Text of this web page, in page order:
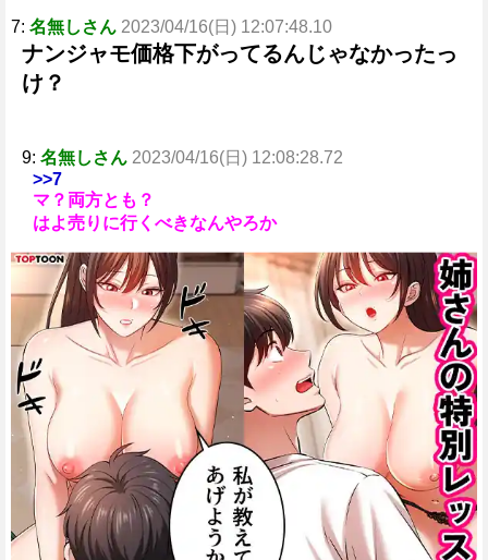
7: 名無しさん 2023/04/16(日) 12:07:48.10
ナンジャモ価格下がってるんじゃなかったっ
け？
9: 名無しさん 2023/04/16(日) 12:08:28.72
>>7
マ？両方とも？
はよ売りに行くべきなんやろか